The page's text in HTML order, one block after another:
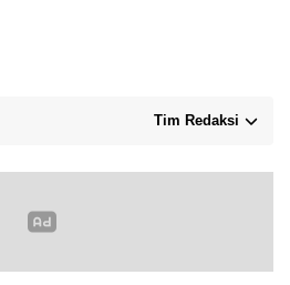
Tim Redaksi